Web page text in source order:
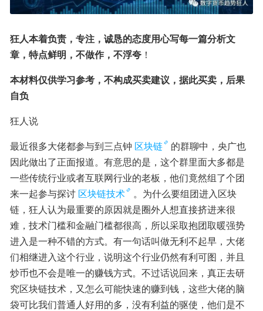
狂人本着负责，专注，诚恳的态度用心写每一篇分析文
章，特点鲜明，不做作，不浮夸 ！
本材料仅供学习参考，不构成买卖建议，据此买卖，后果
自负
狂人说
最近很多大佬都参与到三点钟 区块链
的群聊中，央广也
因此做出了正面报道。有意思的是，这个群里面大多都是
一些传统行业或者互联网行业的老板，他们竟然组了个团
来一起参与探讨 区块链技术
。为什么要组团进入区块
链，狂人认为最重要的原因就是圈外人想直接挤进来很
难，技术门槛和金融门槛都很高，所以采取抱团取暖强势
进入是一种不错的方式。有一句话叫做无利不起早，大佬
们相继进入这个行业，说明这个行业仍然有利可图，并且
炒币也不会是唯一的赚钱方式。不过话说回来，真正去研
究区块链技术，又怎么可能快速的赚到钱，这些大佬的脑
袋可比我们普通人好用的多，没有利益的驱使，他们是不